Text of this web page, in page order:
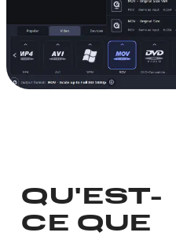
QU'EST-
CE QUE